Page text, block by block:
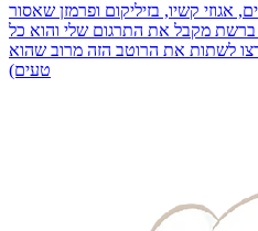
אגוזי קשיו, בזיליקום ופרמזן שאסור
ברשת מקבל את התרגום שלי והוא כל
לשתות את הרוטב הזה מרוב שהוא
טעים)